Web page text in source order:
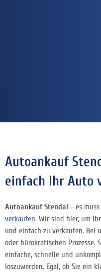
Autoankauf
einfach Ihr Auto
Autoankauf Stendal – es
verkaufen. Wir sind hier, um
und einfach zu verkaufen. Bei
oder bürokratischen
einfache, schnelle und
loszuwerden. Egal, ob Sie ein